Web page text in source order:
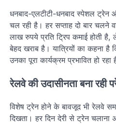
धनबाद-एलटीटी-धनबाद स्पेशल
चल रही है। हर सप्ताह दो बार चलने
लाख रुपये प्रति ट्रिप कमाई होती
बेहद खराब है। यात्रियों का कहना
उनका पूरा कार्यक्रम प्रभावित हो रहा
रेलवे की उदासीनता बना रही
विशेष ट्रेन होने के बावजूद भी रेलवे
दिखता। हर दिन देरी से ट्रेन